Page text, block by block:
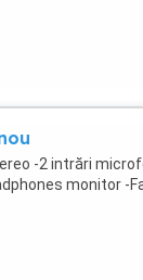
-2 intrări
monitor -